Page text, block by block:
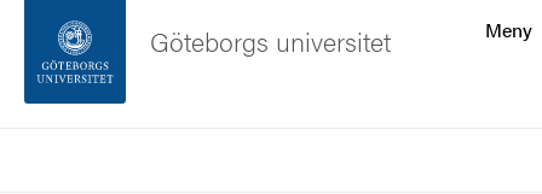
Sidfoten
Meny
Göteborgs universitet